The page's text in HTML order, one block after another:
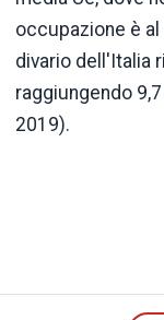
occupazione è al
divario dell'Italia
raggiungendo
2019).